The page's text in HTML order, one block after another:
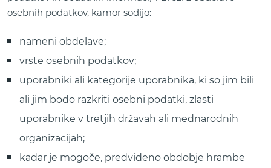
osebnih podatkov, kamor sodijo:
nameni obdelave;
vrste osebnih podatkov;
uporabniki ali kategorije uporabnika, ki so jim bili
ali jim bodo razkriti osebni podatki, zlasti
uporabnike v tretjih državah ali mednarodnih
organizacijah;
kadar je mogoče, predvideno obdobje hrambe